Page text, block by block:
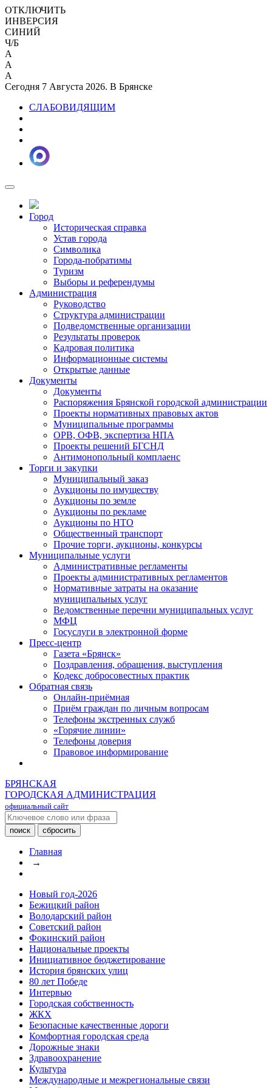
ОТКЛЮЧИТЬ
ИНВЕРСИЯ
СИНИЙ
Ч/Б
A
A
A
Сегодня 7 Августа 2026. В Брянске
СЛАБОВИДЯЩИМ
Город
Историческая справка
Устав города
Символика
Города-побратимы
Туризм
Выборы и референдумы
Администрация
Руководство
Структура администрации
Подведомственные организации
Результаты проверок
Кадровая политика
Информационные системы
Открытые данные
Документы
Документы
Распоряжения Брянской городской администрации
Проекты нормативных правовых актов
Муниципальные программы
ОРВ, ОФВ, экспертиза НПА
Проекты решений БГСНД
Антимонопольный комплаенс
Торги и закупки
Муниципальный заказ
Аукционы по имуществу
Аукционы по земле
Аукционы по рекламе
Аукционы по НТО
Общественный транспорт
Прочие торги, аукционы, конкурсы
Муниципальные услуги
Административные регламенты
Проекты административных регламентов
Нормативные затраты на оказание
муниципальных услуг
Ведомственные перечни муниципальных услуг
МФЦ
Госуслуги в электронной форме
Пресс-центр
Газета «Брянск»
Поздравления, обращения, выступления
Кодекс добросовестных практик
Обратная связь
Онлайн-приёмная
Приём граждан по личным вопросам
Телефоны экстренных служб
«Горячие линии»
Телефоны доверия
Правовое информирование
БРЯНСКАЯ
ГОРОДСКАЯ АДМИНИСТРАЦИЯ
официальный сайт
Главная
→
Новый год-2026
Бежицкий район
Володарский район
Советский район
Фокинский район
Национальные проекты
Инициативное бюджетирование
История брянских улиц
80 лет Победе
Интервью
Городская собственность
ЖКХ
Безопасные качественные дороги
Комфортная городская среда
Дорожные знаки
Здравоохранение
Культура
Международные и межрегиональные связи